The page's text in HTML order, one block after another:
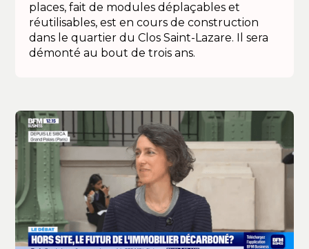
places, fait de modules déplaçables et
réutilisables, est en cours de construction
dans le quartier du Clos Saint-Lazare. Il sera
démonté au bout de trois ans.